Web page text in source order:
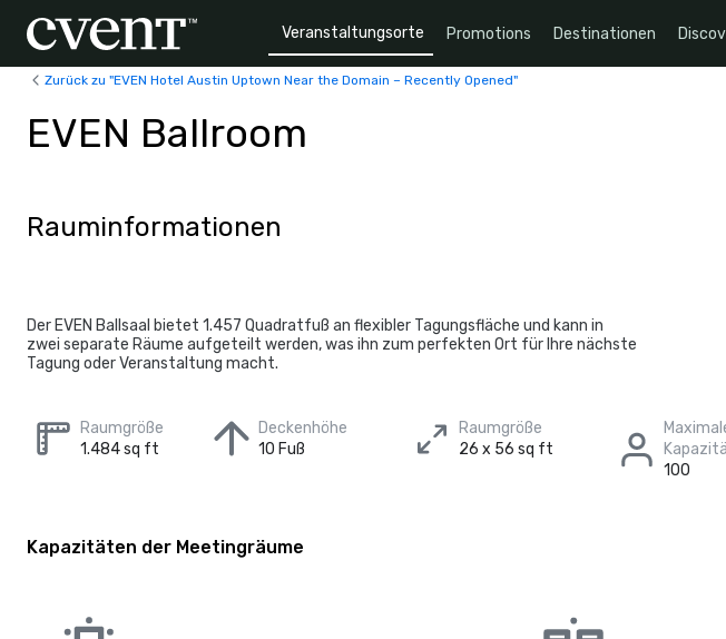
Veranstaltungsorte Promotions Destinationen
Zurück zu "EVEN Hotel Austin Uptown Near the Domain – Recently Opened"
EVEN Ballroom
Rauminformationen
Der EVEN Ballsaal bietet 1.457 Quadratfuß an flexibler Tagungsfläche und kann in
zwei separate Räume aufgeteilt werden, was ihn zum perfekten Ort für Ihre nächste
Tagung oder Veranstaltung macht.
Raumgröße
1.484 sq ft
Deckenhöhe
10 Fuß
Raumgröße
26 x 56 sq ft
100
Kapazitäten der Meetingräume